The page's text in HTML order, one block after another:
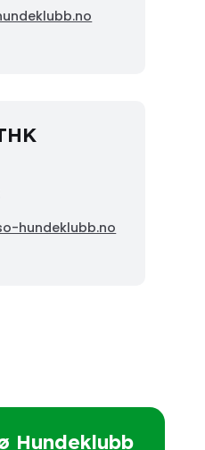
hundeklubb.no
Hundeklubb